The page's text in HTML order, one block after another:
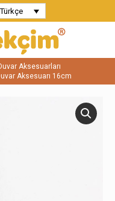
Türkçe
Aksesuarları
Aksesuarı 16cm